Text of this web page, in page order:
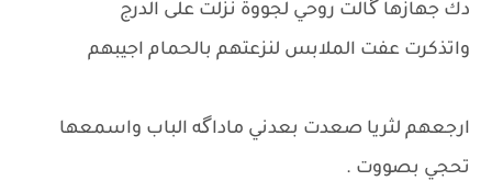
دك جهازها گالت روحي لجووة نزلت على الدرج
واتذكرت عفت الملابس لنزعتهم بالحمام اجيبهم
ارجعهم لثريا صعدت بعدني ماداگه الباب واسمعها
تحجي بصووت .